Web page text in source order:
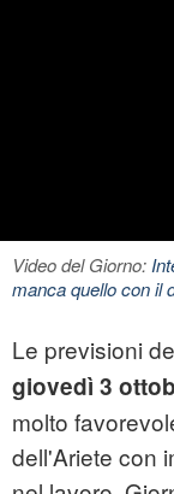
Video del Giorno:
manca quello con il
Le previsioni
giovedì 3
molto
dell'Ariete con